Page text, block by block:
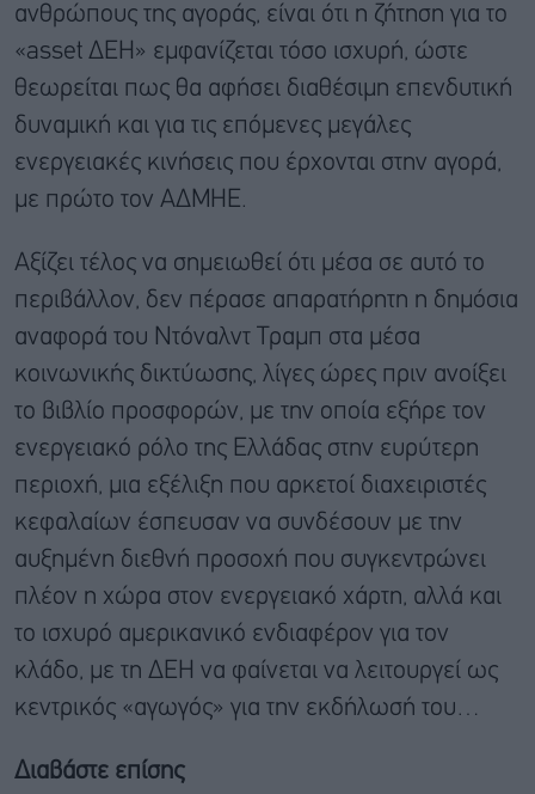
ανθρώπους της αγοράς, είναι ότι η ζήτηση για το
«asset ΔΕΗ» εμφανίζεται τόσο ισχυρή, ώστε
θεωρείται πως θα αφήσει διαθέσιμη επενδυτική
δυναμική και για τις επόμενες μεγάλες
ενεργειακές κινήσεις που έρχονται στην αγορά,
με πρώτο τον ΑΔΜΗΕ.
Αξίζει τέλος να σημειωθεί ότι μέσα σε αυτό το
περιβάλλον, δεν πέρασε απαρατήρητη η δημόσια
αναφορά του Ντόναλντ Τραμπ στα μέσα
κοινωνικής δικτύωσης, λίγες ώρες πριν ανοίξει
το βιβλίο προσφορών, με την οποία εξήρε τον
ενεργειακό ρόλο της Ελλάδας στην ευρύτερη
περιοχή, μια εξέλιξη που αρκετοί διαχειριστές
κεφαλαίων έσπευσαν να συνδέσουν με την
αυξημένη διεθνή προσοχή που συγκεντρώνει
πλέον η χώρα στον ενεργειακό χάρτη, αλλά και
το ισχυρό αμερικανικό ενδιαφέρον για τον
κλάδο, με τη ΔΕΗ να φαίνεται να λειτουργεί ως
κεντρικός «αγωγός» για την εκδήλωσή του…
Διαβάστε επίσης